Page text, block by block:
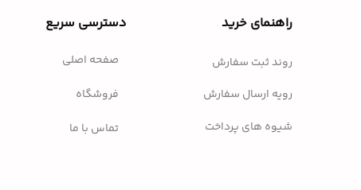
راهنمای خرید
روند ثبت سفارش
رویه ارسال سفارش
شیوه های پرداخت
دسترسی سریع
صفحه اصلی
فروشگاه
تماس با ما